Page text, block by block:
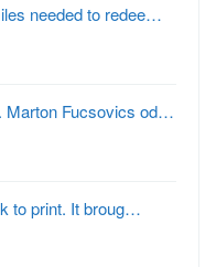
needed to redee…
Marton Fucsovics od…
to print. It broug…